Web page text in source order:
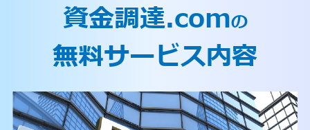
資金調達.comの
無料サービス内容